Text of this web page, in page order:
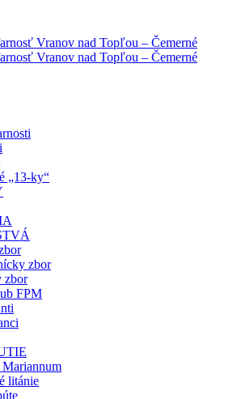
„13-ky“
zbor
zbor
FPM
Mariannum
litánie